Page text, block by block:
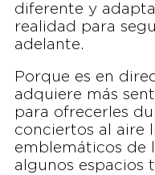
diferente y
realidad para
adelante.
Porque es en
adquiere más
para ofrecerles
conciertos al aire
emblemáticos de
algunos espacios